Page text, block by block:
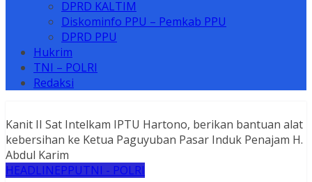
DPRD KALTIM
Diskominfo PPU – Pemkab PPU
DPRD PPU
Hukrim
TNI – POLRI
Redaksi
Kanit II Sat Intelkam IPTU Hartono, berikan bantuan alat
kebersihan ke Ketua Paguyuban Pasar Induk Penajam H.
Abdul Karim
HEADLINEPPUTNI - POLRI